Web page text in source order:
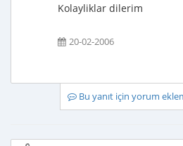
Kolayliklar dilerim
20-02-2006
Bu yanıt için yorum